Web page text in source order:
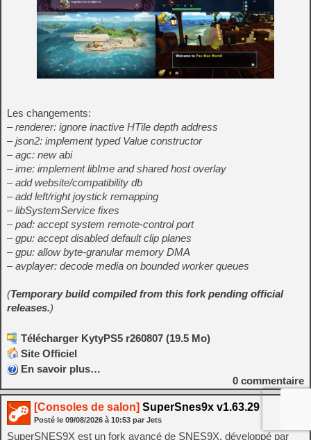
Les changements:
– renderer: ignore inactive HTile depth address
– json2: implement typed Value constructor
– agc: new abi
– ime: implement libIme and shared host overlay
– add website/compatibility db
– add left/right joystick remapping
– libSystemService fixes
– pad: accept system remote-control port
– gpu: accept disabled default clip planes
– gpu: allow byte-granular memory DMA
– avplayer: decode media on bounded worker queues
(Temporary build compiled from this fork pending official
releases.)
Télécharger KytyPS5 r260807 (19.5 Mo)
Site Officiel
En savoir plus…
0 commentaire
[Consoles de salon] SuperSnes9x v1.63.29
Posté le 09/08/2026 à 10:53 par Jets
SuperSNES9X est un fork avancé de SNES9X, développé par